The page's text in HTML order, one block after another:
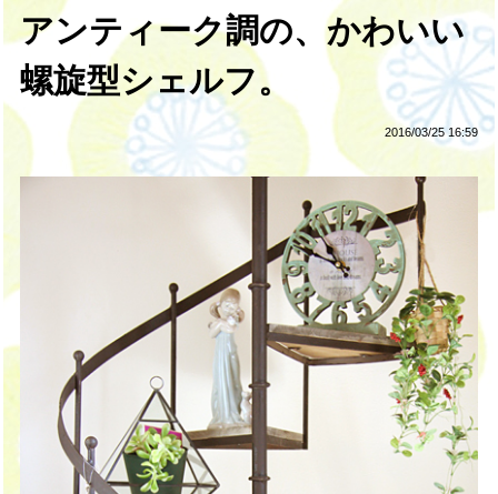
アンティーク調の、かわいい
螺旋型シェルフ。
2016/03/25 16:59